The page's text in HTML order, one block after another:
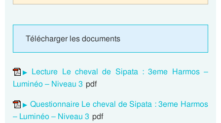
Télécharger les documents
Lecture Le cheval de Sipata : 3eme Harmos –
Luminéo – Niveau 3 pdf
Questionnaire Le cheval de Sipata : 3eme Harmos
– Luminéo – Niveau 3 pdf